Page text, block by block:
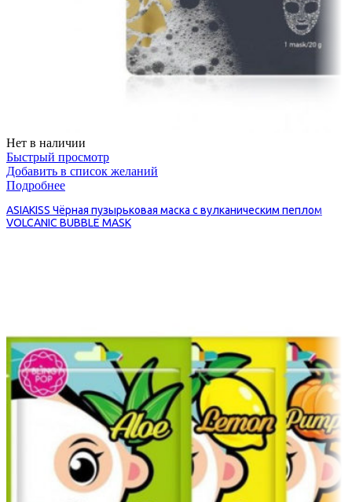
Нет в наличии
Быстрый просмотр
Добавить в список желаний
Подробнее
ASIAKISS Чёрная пузырьковая маска с вулканическим пеплом
VOLCANIC BUBBLE MASK